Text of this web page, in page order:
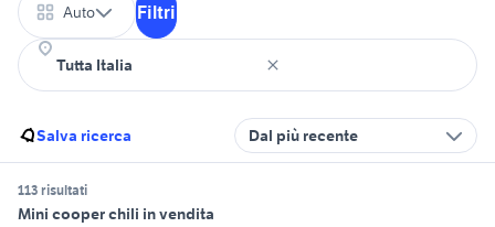
Auto Filtri
Salva ricerca Dal più recente
113 risultati
Mini cooper chili in vendita